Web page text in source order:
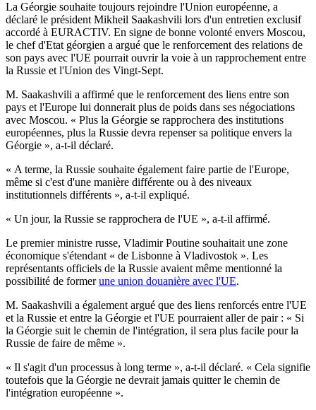
La Géorgie souhaite toujours rejoindre l'Union européenne, a
déclaré le président Mikheil Saakashvili lors d'un entretien exclusif
accordé à EURACTIV. En signe de bonne volonté envers Moscou,
le chef d'Etat géorgien a argué que le renforcement des relations de
son pays avec l'UE pourrait ouvrir la voie à un rapprochement entre
la Russie et l'Union des Vingt-Sept.
M. Saakashvili a affirmé que le renforcement des liens entre son
pays et l'Europe lui donnerait plus de poids dans ses négociations
avec Moscou. « Plus la Géorgie se rapprochera des institutions
européennes, plus la Russie devra repenser sa politique envers la
Géorgie », a-t-il déclaré.
« A terme, la Russie souhaite également faire partie de l'Europe,
même si c'est d'une manière différente ou à des niveaux
institutionnels différents », a-t-il expliqué.
« Un jour, la Russie se rapprochera de l'UE », a-t-il affirmé.
Le premier ministre russe, Vladimir Poutine souhaitait une zone
économique s'étendant « de Lisbonne à Vladivostok ». Les
représentants officiels de la Russie avaient même mentionné la
possibilité de formerune union douanière avec l'UE.
M. Saakashvili a également argué que des liens renforcés entre l'UE
et la Russie et entre la Géorgie et l'UE pourraient aller de pair : « Si
la Géorgie suit le chemin de l'intégration, il sera plus facile pour la
Russie de faire de même ».
« Il s'agit d'un processus à long terme », a-t-il déclaré. « Cela signifie
toutefois que la Géorgie ne devrait jamais quitter le chemin de
l'intégration européenne ».